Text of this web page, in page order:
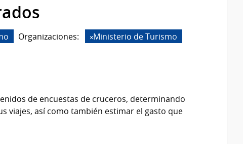
Organizaciones:
Ministerio de Turismo
de encuestas de cruceros, determinando
viajes, así como también estimar el gasto que